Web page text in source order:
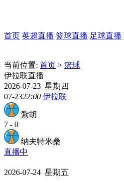
首页 英超直播 篮球直播 足球直播
当前位置: 首页 > 篮球
伊拉联直播
2026-07-23 星期四
07-2322:00 伊拉联
紮胡
7 - 0
纳夫特米桑
直播中
2026-07-24 星期五